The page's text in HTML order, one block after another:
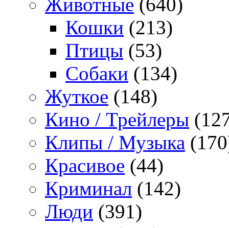
Кошки (213)
Птицы (53)
Собаки (134)
Жуткое (148)
Кино / Трейлеры
Клипы / Музыка
Красивое (44)
Криминал (142)
Люди (391)